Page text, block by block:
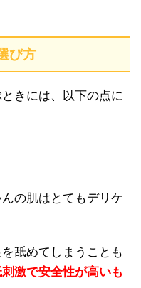
び方
きには、以下の点に
の肌はとてもデリケ
舐めてしまうことも
激で安全性が高いも